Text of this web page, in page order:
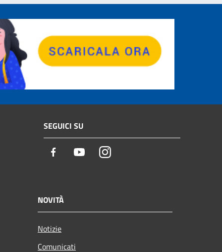
SEGUICI SU
Facebook YoutubeInstagram
NOVITÀ
Notizie
Comunicati